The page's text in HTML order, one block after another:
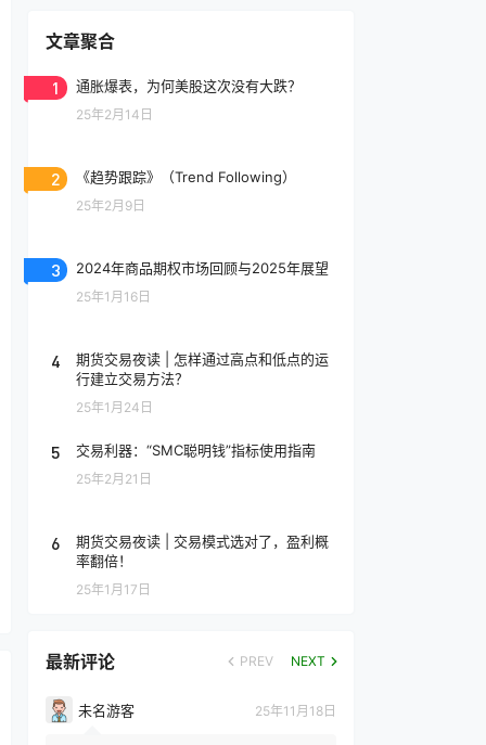
文章聚合
1 通胀爆表，为何美股这次没有大跌？
25年2月14日
2 《趋势跟踪》（Trend Following）
25年2月9日
3 2024年商品期权市场回顾与2025年展望
25年1月16日
4
期货交易夜读 | 怎样通过高点和低点的运
行建立交易方法？
25年1月24日
5 交易利器：“SMC聪明钱”指标使用指南
25年2月21日
6
期货交易夜读 | 交易模式选对了，盈利概
率翻倍！
25年1月17日
最新评论 PREV NEXT
未名游客 25年11月18日